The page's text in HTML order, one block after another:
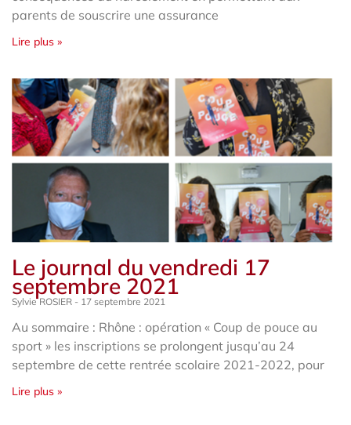
parents de souscrire une assurance
Lire plus »
Le journal du vendredi 17
septembre 2021
Sylvie ROSIER 17 septembre 2021
Au sommaire : Rhône : opération « Coup de pouce au
sport » les inscriptions se prolongent jusqu’au 24
septembre de cette rentrée scolaire 2021-2022, pour
Lire plus »